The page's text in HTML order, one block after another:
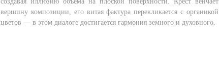
вершину композиции, его витая фактура перекликается с органикой
цветов — в этом диалоге достигается гармония земного и духовного.